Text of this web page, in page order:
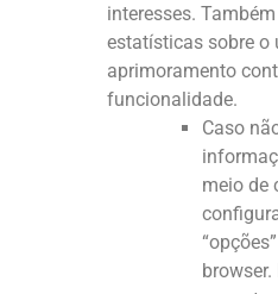
interesses.
estatísticas sobre o
aprimoramento
funcionalidade.
Caso
meio de